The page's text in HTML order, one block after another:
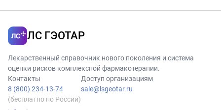
ЛС ГЭОТАР
Лекарственный справочник нового поколения и система
оценки рисков комплексной фармакотерапии.
Контакты
8 (800) 234-13-74
(бесплатно по России)
Доступ организациям
sale@lsgeotar.ru